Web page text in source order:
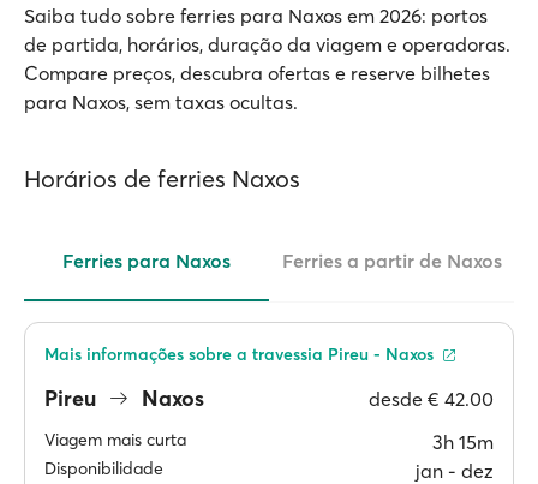
Saiba tudo sobre ferries para Naxos em 2026: portos
de partida, horários, duração da viagem e operadoras.
Compare preços, descubra ofertas e reserve bilhetes
para Naxos, sem taxas ocultas.
Horários de ferries Naxos
Ferries para Naxos Ferries a partir de Naxos
Pireu Naxos desde € 42.00
Viagem mais curta 3h 15m
Disponibilidade jan ‐ dez
Mais informações sobre a travessia Pireu - Naxos